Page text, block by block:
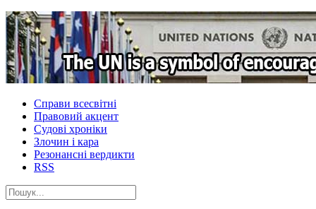
Справи всесвітні
Правовий акцент
Судові хроніки
Злочин і кара
Резонансні вердикти
RSS